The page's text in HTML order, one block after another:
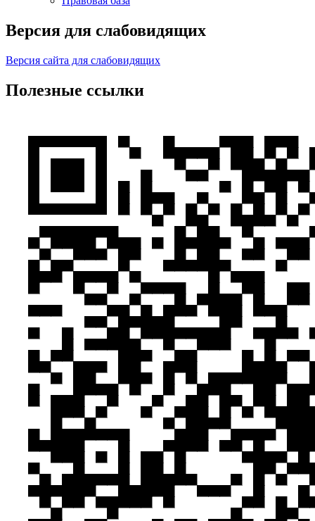
Версия для слабовидящих
Версия сайта для слабовидящих
Полезные ссылки